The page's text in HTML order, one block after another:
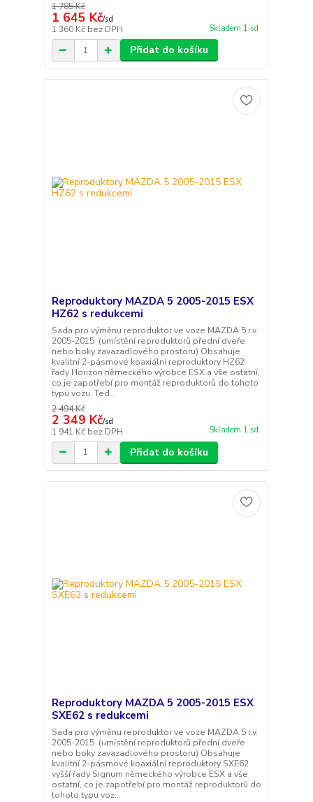
1 785 Kč
1 645 Kč/sd
1 360 Kč bez DPH Skladem 1 sd
Přidat do košíku
Reproduktory MAZDA 5 2005-2015 ESX
HZ62 s redukcemi
Sada pro výměnu reproduktor ve voze MAZDA 5 r.v.
2005-2015 (umístění reproduktorů přední dveře
nebo boky zavazadlového prostoru) Obsahuje
kvalitní 2-pásmové koaxiální reproduktory HZ62
řady Horizon německého výrobce ESX a vše ostatní,
co je zapotřebí pro montáž reproduktorů do tohoto
typu vozu. Ted...
2 494 Kč
2 349 Kč/sd
1 941 Kč bez DPH Skladem 1 sd
Přidat do košíku
Reproduktory MAZDA 5 2005-2015 ESX
SXE62 s redukcemi
Sada pro výměnu reproduktor ve voze MAZDA 5 r.v.
2005-2015 (umístění reproduktorů přední dveře
nebo boky zavazadlového prostoru) Obsahuje
kvalitní 2-pásmové koaxiální reproduktory SXE62
vyšší řady Signum německého výrobce ESX a vše
ostatní, co je zapotřebí pro montáž reproduktorů do
tohoto typu voz...